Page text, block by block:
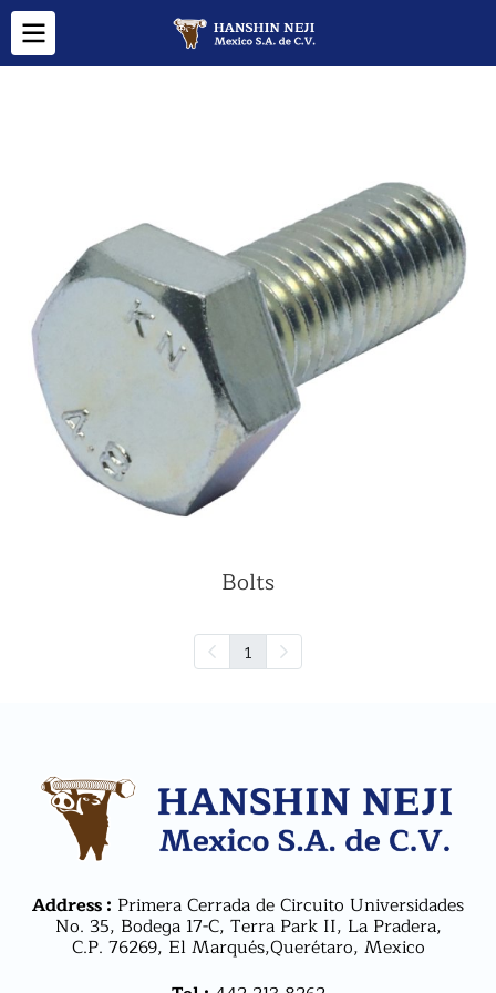
Bolts
1
Address : Primera Cerrada de Circuito Universidades
No. 35, Bodega 17-C, Terra Park II, La Pradera,
C.P. 76269, El Marqués,Querétaro, Mexico